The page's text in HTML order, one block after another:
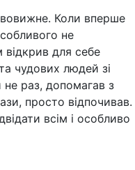
Коли вперше
не
відкрив для себе
чудових людей зі
не раз, допомагав з
просто відпочивав.
всім і особливо